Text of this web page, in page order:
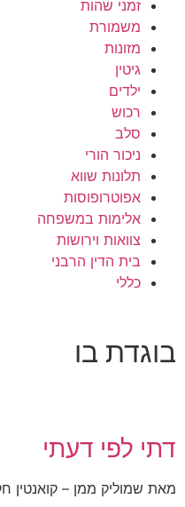
זמני שהות
משמורת
מזונות
גיטין
ילדים
רכוש
סלב
ניכור הורי
תלונות שווא
אפוטרופוסות
אלימות במשפחה
צוואות וירושות
בית הדין הרבני
כללי
בוגדת בו
דתי לפי דעתי
מאת שמוליק ממן – קואנטין